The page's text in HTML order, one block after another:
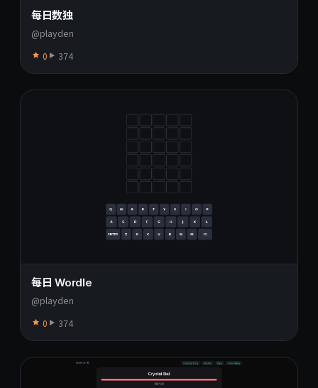
每日数独
@playden
0 374
每日 Wordle
@playden
0 374